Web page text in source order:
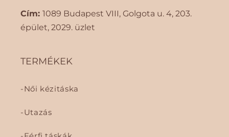
Cím: 1089 Budapest VIII, Golgota ​​u. 4, 203.
épület, 2029. üzlet
TERMÉKEK
Női kézitáska
Utazás